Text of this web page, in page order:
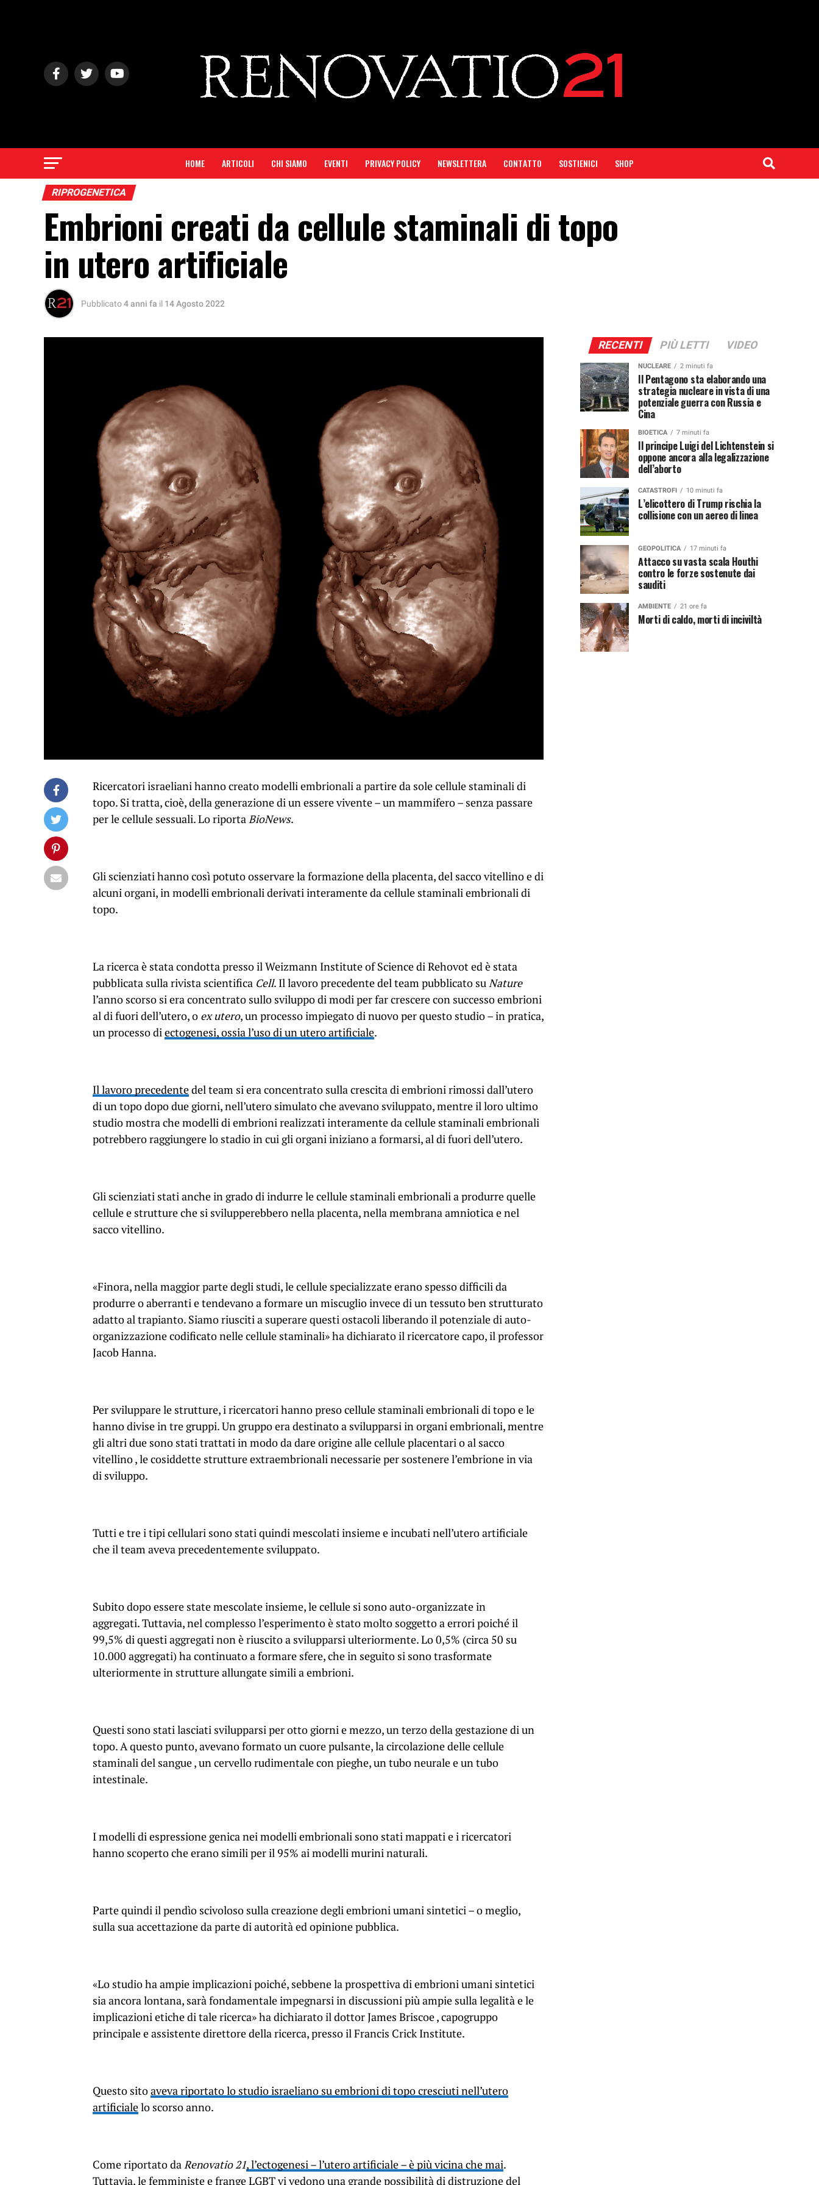
HOME ARTICOLI CHI SIAMO EVENTI PRIVACY POLICY NEWSLETTERA CONTATTO SOSTIENICI SHOP
RIPROGENETICA
Embrioni creati da cellule staminali di topo
in utero artificiale
Pubblicato4 anni fa il 14 Agosto 2022
Ricercatori israeliani hanno creato modelli embrionali a partire da sole cellule staminali di
topo. Si tratta, cioè, della generazione di un essere vivente – un mammifero – senza passare
per le cellule sessuali. Lo riportaBioNews.
Gli scienziati hanno così potuto osservare la formazione della placenta, del sacco vitellino e di
alcuni organi, in modelli embrionali derivati ​​interamente da cellule staminali embrionali di
topo.
La ricerca è stata condotta presso il Weizmann Institute of Science di Rehovot ed è stata
pubblicata sulla rivista scientifica Cell. Il lavoro precedente del team pubblicato suNature
l’anno scorso si era concentrato sullo sviluppo di modi per far crescere con successo embrioni
al di fuori dell’utero, o ex utero, un processo impiegato di nuovo per questo studio – in pratica,
un processo diectogenesi, ossia l’uso di un utero artificiale.
Il lavoro precedentedel team si era concentrato sulla crescita di embrioni rimossi dall’utero
di un topo dopo due giorni, nell’utero simulato che avevano sviluppato, mentre il loro ultimo
studio mostra che modelli di embrioni realizzati interamente da cellule staminali embrionali
potrebbero raggiungere lo stadio in cui gli organi iniziano a formarsi, al di fuori dell’utero.
Gli scienziati stati anche in grado di indurre le cellule staminali embrionali a produrre quelle
cellule e strutture che si svilupperebbero nella placenta, nella membrana amniotica e nel
sacco vitellino.
«Finora, nella maggior parte degli studi, le cellule specializzate erano spesso difficili da
produrre o aberranti e tendevano a formare un miscuglio invece di un tessuto ben strutturato
adatto al trapianto. Siamo riusciti a superare questi ostacoli liberando il potenziale di auto-
organizzazione codificato nelle cellule staminali» ha dichiarato il ricercatore capo, il professor
Jacob Hanna.
Per sviluppare le strutture, i ricercatori hanno preso cellule staminali embrionali di topo e le
hanno divise in tre gruppi. Un gruppo era destinato a svilupparsi in organi embrionali, mentre
gli altri due sono stati trattati in modo da dare origine alle cellule placentari o al sacco
vitellino,le cosiddette strutture extraembrionali necessarie per sostenere l’embrione in via
di sviluppo.
Tutti e tre i tipi cellulari sono stati quindi mescolati insieme e incubati nell’utero artificiale
che il team aveva precedentemente sviluppato.
Subito dopo essere state mescolate insieme, le cellule si sono auto-organizzate in
aggregati. Tuttavia, nel complesso l’esperimento è stato molto soggetto a errori poiché il
99,5% di questi aggregati non è riuscito a svilupparsi ulteriormente. Lo 0,5% (circa 50 su
10.000 aggregati) ha continuato a formare sfere, che in seguito si sono trasformate
ulteriormente in strutture allungate simili a embrioni.
Questi sono stati lasciati svilupparsi per otto giorni e mezzo, un terzo della gestazione di un
topo. A questo punto, avevano formato un cuore pulsante, la circolazionedelle cellule
staminali del sangue , un cervello rudimentale con pieghe, un tubo neurale e un tubo
intestinale.
I modelli di espressione genica nei modelli embrionali sono stati mappati e i ricercatori
hanno scoperto che erano simili per il 95% ai modelli murini naturali.
Parte quindi il pendìo scivoloso sulla creazione degli embrioni umani sintetici – o meglio,
sulla sua accettazione da parte di autorità ed opinione pubblica.
«Lo studio ha ampie implicazioni poiché, sebbene la prospettiva di embrioni umani sintetici
sia ancora lontana, sarà fondamentale impegnarsi in discussioni più ampie sulla legalità e le
implicazioni etiche di tale ricerca» ha dichiarato il dottor James Briscoe, capogruppo
principale e assistente direttore della ricerca, presso il Francis Crick Institute.
Questo sitoaveva riportato lo studio israeliano su embrioni di topo cresciuti nell’utero
artificialelo scorso anno.
Come riportato daRenovatio 21, l’ectogenesi – l’utero artificiale – è più vicina che mai.
Tuttavia, le femministe e frange LGBT vi vedonouna grande possibilità di distruzione del
RECENTI PIÙ LETTI VIDEO
NUCLEARE 2 minuti fa
Il Pentagono sta elaborando una
strategia nucleare in vista di una
potenziale guerra con Russia e
Cina
BIOETICA 7 minuti fa
Il principe Luigi del Lichtenstein si
oppone ancora alla legalizzazione
dell’aborto
CATASTROFI 10 minuti fa
L’elicottero di Trump rischia la
collisione con un aereo di linea
GEOPOLITICA 17 minuti fa
Attacco su vasta scala Houthi
contro le forze sostenute dai
sauditi
AMBIENTE 21 ore fa
Morti di caldo, morti di inciviltà